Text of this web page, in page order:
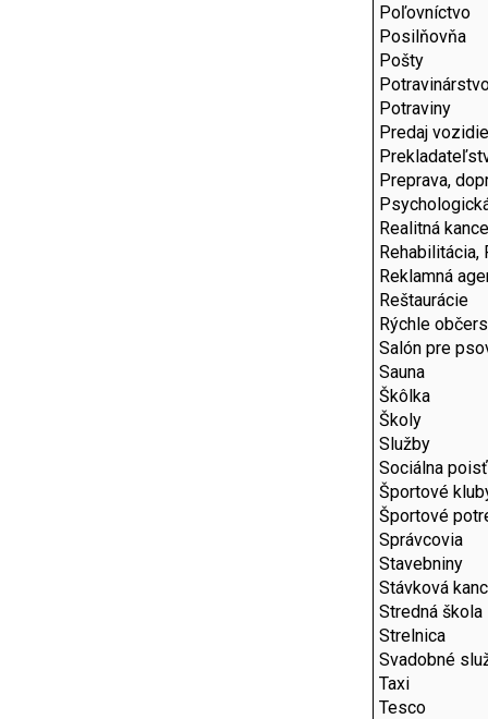
Poľovníctvo
Posilňovňa
Pošty
Potraviny
Predaj
Preprava,
Realitná
Rehabilitácia,
Reklamná
Reštaurácie
Rýchle
Salón pre
Sauna
Škôlka
Školy
Služby
Sociálna
Športové
Športové
Správcovia
Stavebniny
Stávková
Stredná škola
Strelnica
Svadobné
Taxi
Tesco